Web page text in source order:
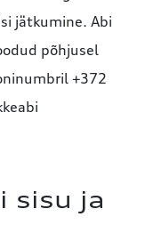
jätkumine. Abi
põhjusel
+372
sisu ja